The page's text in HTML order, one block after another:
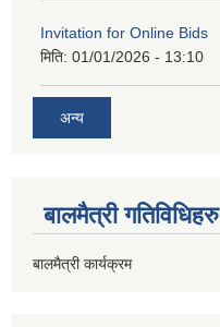
Invitation for Online Bids
मिति: 01/01/2026 - 13:10
अन्य
बालमैत्री गतिविधिहरु
बालमैत्री कार्यक्रम